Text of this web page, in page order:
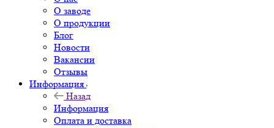
О заводе
О продукции
Блог
Новости
Вакансии
Отзывы
Информация
Назад
Информация
Оплата и доставка